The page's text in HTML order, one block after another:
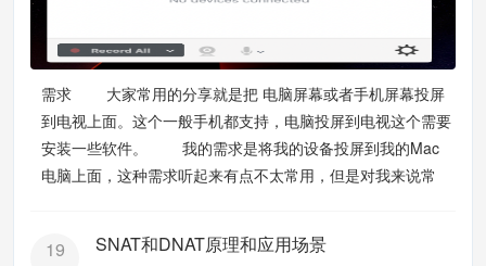
需求 大家常用的分享就是把 电脑屏幕或者手机屏幕投屏
到电视上面。这个一般手机都支持，电脑投屏到电视这个需要
安装一些软件。 我的需求是将我的设备投屏到我的Mac
电脑上面，这种需求听起来有点不太常用，但是对我来说常
19 SNAT和DNAT原理和应用场景